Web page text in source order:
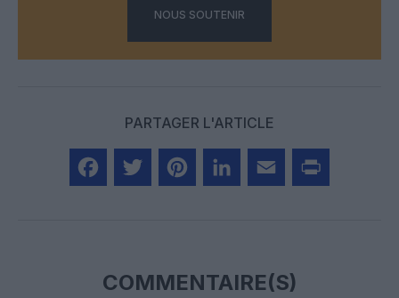
NOUS SOUTENIR
PARTAGER L'ARTICLE
COMMENTAIRE(S)